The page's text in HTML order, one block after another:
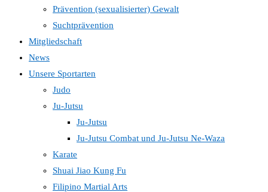
Prävention (sexualisierter) Gewalt
Suchtprävention
Mitgliedschaft
News
Unsere Sportarten
Judo
Ju-Jutsu
Ju-Jutsu
Ju-Jutsu Combat und Ju-Jutsu Ne-Waza
Karate
Shuai Jiao Kung Fu
Filipino Martial Arts